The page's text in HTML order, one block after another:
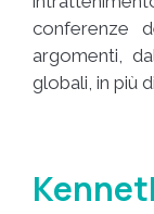
conferenze
argomenti,
globali, in più